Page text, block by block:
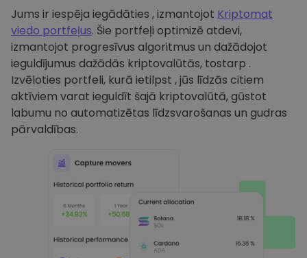
Jums ir iespēja iegādāties , izmantojot Kriptomat
viedo portfeļus. Šie portfeļi optimizē atdevi,
izmantojot progresīvus algoritmus un dažādojot
ieguldījumus dažādās kriptovalūtās, tostarp .
Izvēloties portfeli, kurā ietilpst , jūs līdzās citiem
aktīviem varat ieguldīt šajā kriptovalūtā, gūstot
labumu no automatizētas līdzsvarošanas un gudras
pārvaldības.